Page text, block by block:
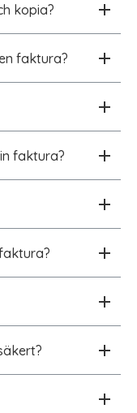
kopia?
faktura?
faktura?